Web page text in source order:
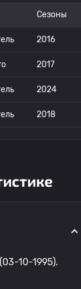
Сезоны
2016
2017
2024
2018
10-1995).